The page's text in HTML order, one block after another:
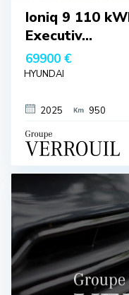
Ioniq 9 110
Executiv...
69900 €
HYUNDAI
2025 950